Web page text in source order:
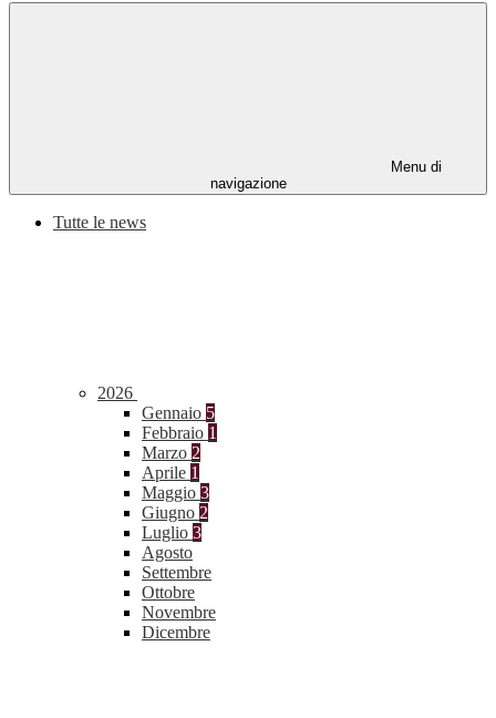
Menu di
navigazione
Tutte le news
2026
Gennaio 5
Febbraio 1
Marzo 2
Aprile 1
Maggio 3
Giugno 2
Luglio 3
Agosto
Settembre
Ottobre
Novembre
Dicembre